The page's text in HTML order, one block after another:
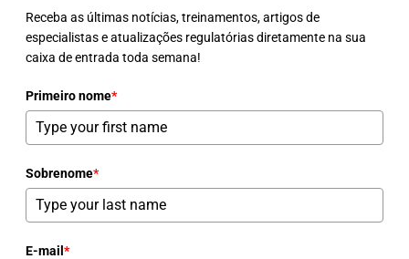
Receba as últimas notícias, treinamentos, artigos de
especialistas e atualizações regulatórias diretamente na sua
caixa de entrada toda semana!
Primeiro nome*
Sobrenome*
E-mail *